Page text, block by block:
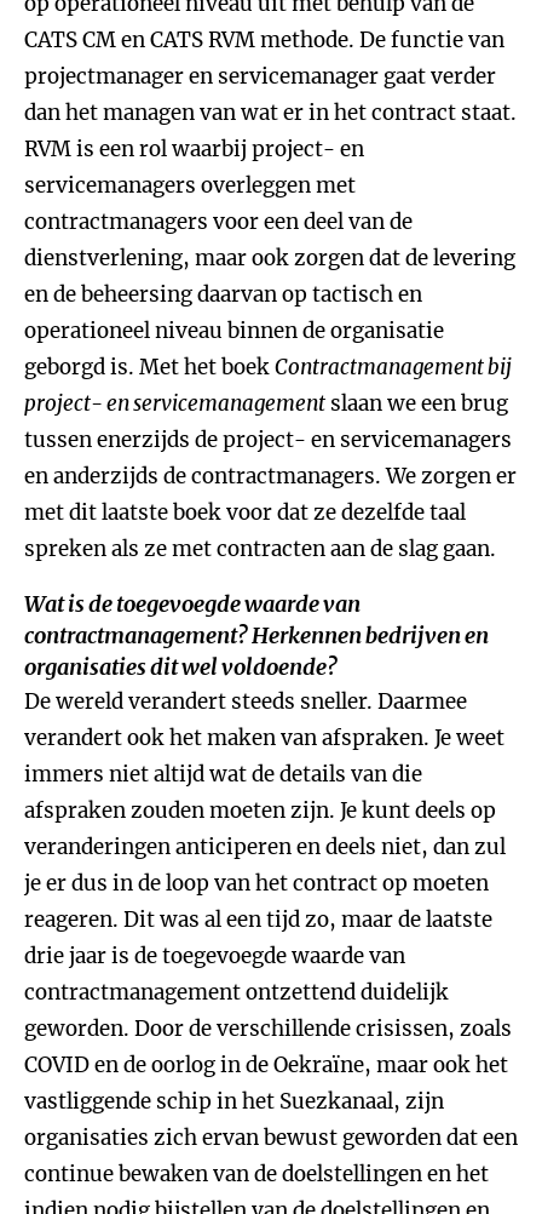
CATS CM en CATS RVM methode. De functie van
projectmanager en servicemanager gaat verder
dan het managen van wat er in het contract staat.
RVM is een rol waarbij project- en
servicemanagers overleggen met
contractmanagers voor een deel van de
dienstverlening, maar ook zorgen dat de levering
en de beheersing daarvan op tactisch en
operationeel niveau binnen de organisatie
geborgd is. Met het boekContractmanagement bij
project- en servicemanagement slaan we een brug
tussen enerzijds de project- en servicemanagers
en anderzijds de contractmanagers. We zorgen er
met dit laatste boek voor dat ze dezelfde taal
spreken als ze met contracten aan de slag gaan.
Wat is de toegevoegde waarde van
contractmanagement? Herkennen bedrijven en
organisaties dit wel voldoende?
De wereld verandert steeds sneller. Daarmee
verandert ook het maken van afspraken. Je weet
immers niet altijd wat de details van die
afspraken zouden moeten zijn. Je kunt deels op
veranderingen anticiperen en deels niet, dan zul
je er dus in de loop van het contract op moeten
reageren. Dit was al een tijd zo, maar de laatste
drie jaar is de toegevoegde waarde van
contractmanagement ontzettend duidelijk
geworden. Door de verschillende crisissen, zoals
COVID en de oorlog in de Oekraïne, maar ook het
vastliggende schip in het Suezkanaal, zijn
organisaties zich ervan bewust geworden dat een
continue bewaken van de doelstellingen en het